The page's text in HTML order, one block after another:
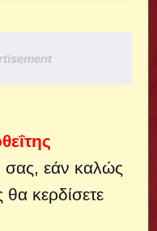
σας, εάν καλώς
θα κερδίσετε